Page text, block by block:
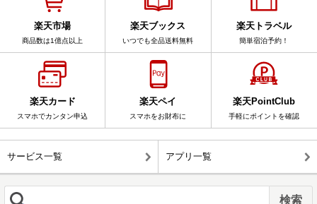
楽天市場
商品数は1億点以上
楽天ブックス
いつでも全品送料無料
楽天トラベル
簡単宿泊予約！
楽天カード
スマホでカンタン申込
楽天ペイ
スマホをお財布に
楽天PointClub
手軽にポイントを確認
サービス一覧 アプリ一覧